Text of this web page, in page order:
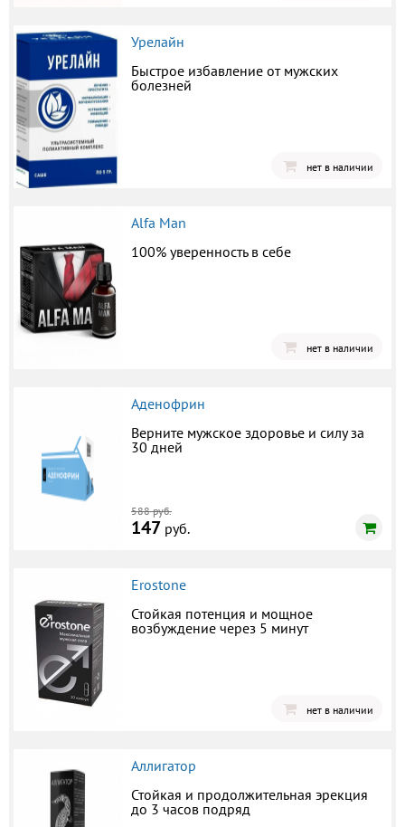
Урелайн
Быстрое избавление от мужских
болезней
нет в наличии
Alfa Man
100% уверенность в себе
нет в наличии
Аденофрин
Верните мужское здоровье и силу за
30 дней
588 руб.
147 руб.
Erostone
Стойкая потенция и мощное
возбуждение через 5 минут
нет в наличии
Аллигатор
Стойкая и продолжительная эрекция
до 3 часов подряд